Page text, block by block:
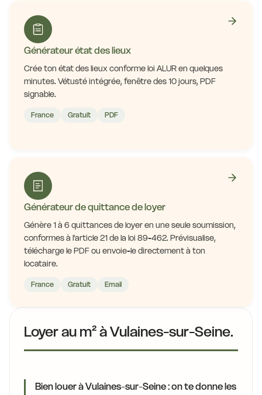
Générateur état des lieux
Crée ton état des lieux conforme loi ALUR en quelques
minutes. Vétusté intégrée, fenêtre des 10 jours, PDF
signable.
France Gratuit PDF
Générateur de quittance de loyer
Génère 1 à 6 quittances de loyer en une seule soumission,
conformes à l'article 21 de la loi 89-462. Prévisualise,
télécharge le PDF ou envoie-le directement à ton
locataire.
France Gratuit Email
Loyer au m² à Vulaines-sur-Seine.
Bien louer à Vulaines-sur-Seine : on te donne les